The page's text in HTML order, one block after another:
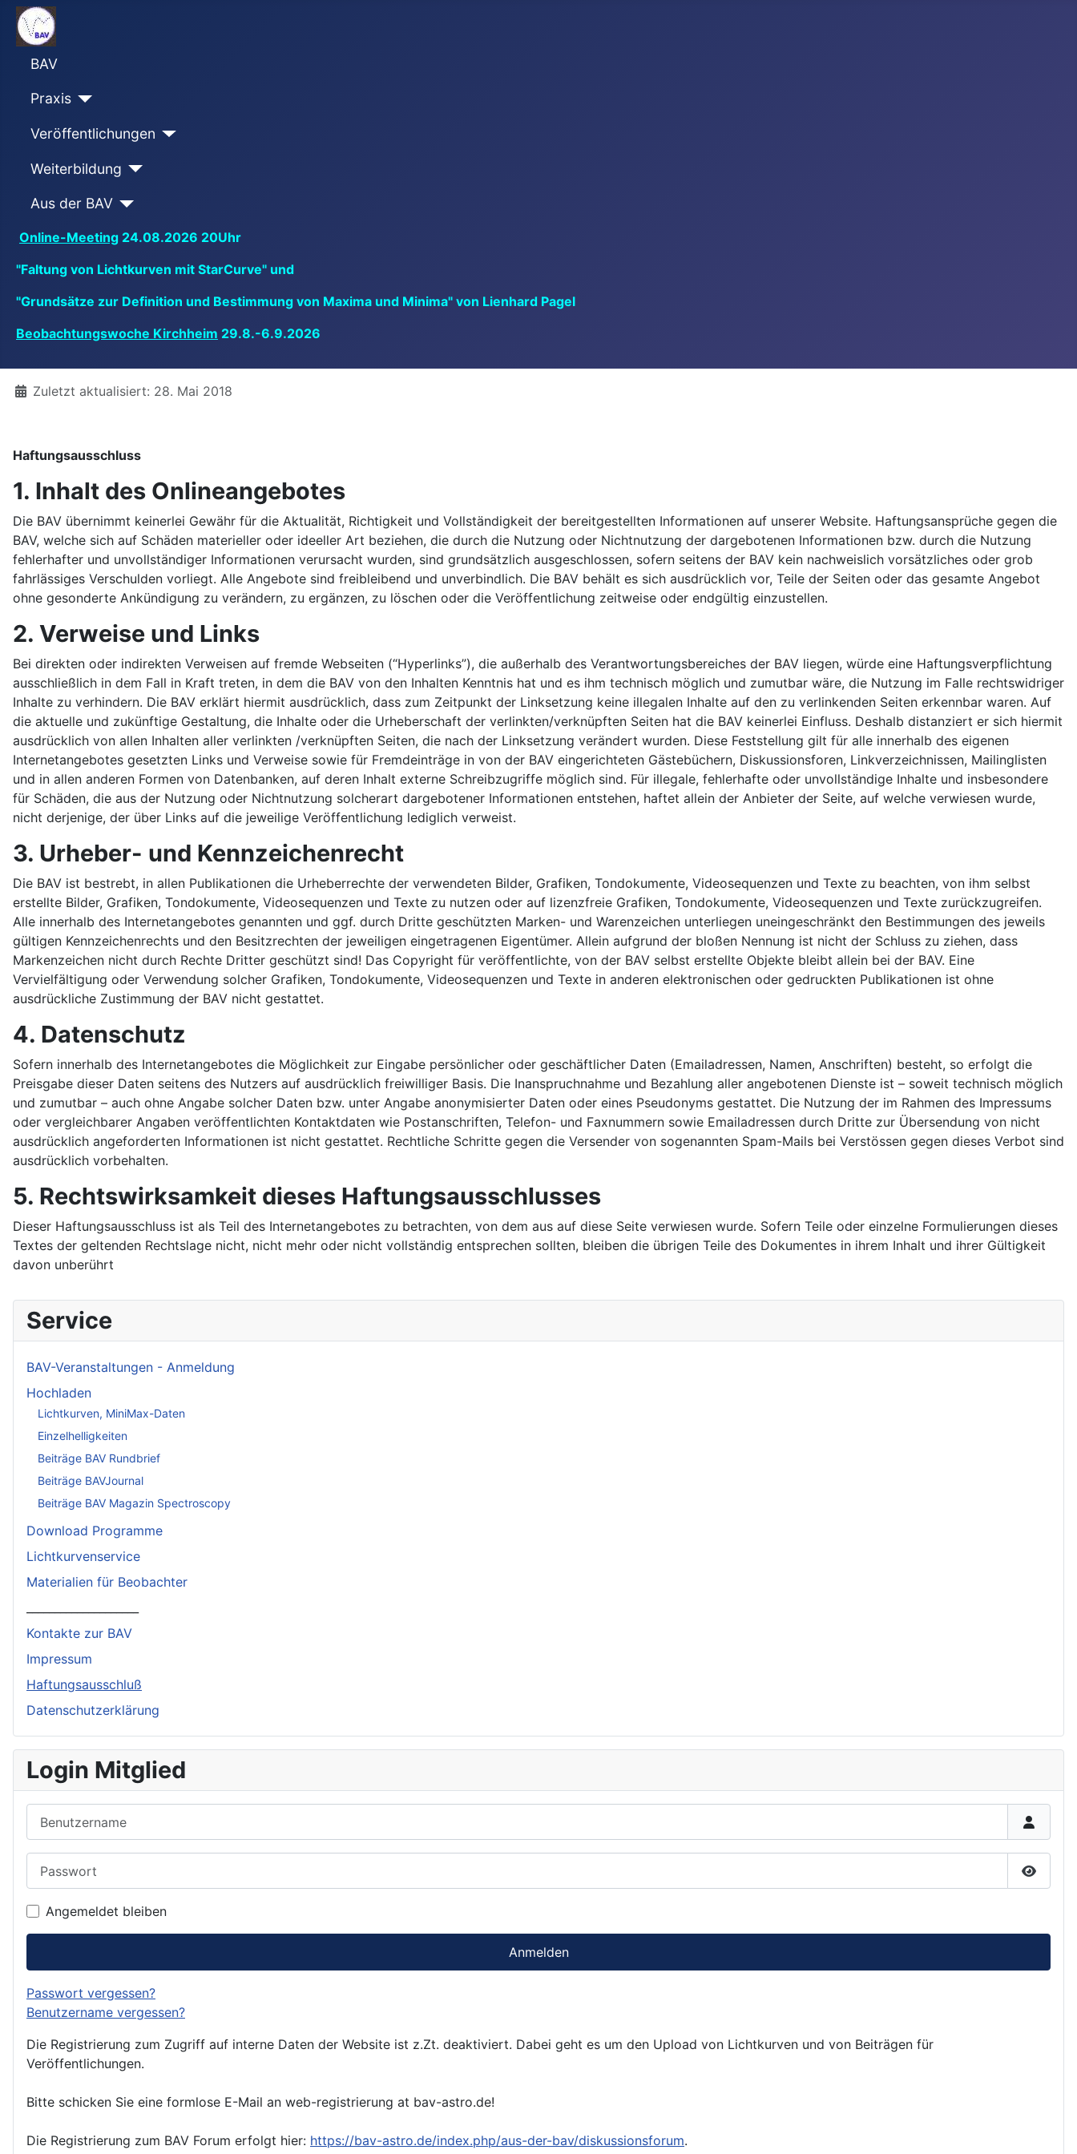
BAV
Praxis
Veröffentlichungen
Weiterbildung
Aus der BAV
Online-Meeting 24.08.2026 20Uhr
"Faltung von Lichtkurven mit StarCurve" und
"Grundsätze zur Definition und Bestimmung von Maxima und Minima" von Lienhard Pagel
Beobachtungswoche Kirchheim 29.8.-6.9.2026
DetailsZuletzt aktualisiert: 28. Mai 2018
Haftungsausschluss
1. Inhalt des Onlineangebotes
Die BAV übernimmt keinerlei Gewähr für die Aktualität, Richtigkeit und Vollständigkeit der bereitgestellten Informationen auf unserer Website. Haftungsansprüche gegen die
BAV, welche sich auf Schäden materieller oder ideeller Art beziehen, die durch die Nutzung oder Nichtnutzung der dargebotenen Informationen bzw. durch die Nutzung
fehlerhafter und unvollständiger Informationen verursacht wurden, sind grundsätzlich ausgeschlossen, sofern seitens der BAV kein nachweislich vorsätzliches oder grob
fahrlässiges Verschulden vorliegt. Alle Angebote sind freibleibend und unverbindlich. Die BAV behält es sich ausdrücklich vor, Teile der Seiten oder das gesamte Angebot
ohne gesonderte Ankündigung zu verändern, zu ergänzen, zu löschen oder die Veröffentlichung zeitweise oder endgültig einzustellen.
2. Verweise und Links
Bei direkten oder indirekten Verweisen auf fremde Webseiten (“Hyperlinks”), die außerhalb des Verantwortungsbereiches der BAV liegen, würde eine Haftungsverpflichtung
ausschließlich in dem Fall in Kraft treten, in dem die BAV von den Inhalten Kenntnis hat und es ihm technisch möglich und zumutbar wäre, die Nutzung im Falle rechtswidriger
Inhalte zu verhindern. Die BAV erklärt hiermit ausdrücklich, dass zum Zeitpunkt der Linksetzung keine illegalen Inhalte auf den zu verlinkenden Seiten erkennbar waren. Auf
die aktuelle und zukünftige Gestaltung, die Inhalte oder die Urheberschaft der verlinkten/verknüpften Seiten hat die BAV keinerlei Einfluss. Deshalb distanziert er sich hiermit
ausdrücklich von allen Inhalten aller verlinkten /verknüpften Seiten, die nach der Linksetzung verändert wurden. Diese Feststellung gilt für alle innerhalb des eigenen
Internetangebotes gesetzten Links und Verweise sowie für Fremdeinträge in von der BAV eingerichteten Gästebüchern, Diskussionsforen, Linkverzeichnissen, Mailinglisten
und in allen anderen Formen von Datenbanken, auf deren Inhalt externe Schreibzugriffe möglich sind. Für illegale, fehlerhafte oder unvollständige Inhalte und insbesondere
für Schäden, die aus der Nutzung oder Nichtnutzung solcherart dargebotener Informationen entstehen, haftet allein der Anbieter der Seite, auf welche verwiesen wurde,
nicht derjenige, der über Links auf die jeweilige Veröffentlichung lediglich verweist.
3. Urheber- und Kennzeichenrecht
Die BAV ist bestrebt, in allen Publikationen die Urheberrechte der verwendeten Bilder, Grafiken, Tondokumente, Videosequenzen und Texte zu beachten, von ihm selbst
erstellte Bilder, Grafiken, Tondokumente, Videosequenzen und Texte zu nutzen oder auf lizenzfreie Grafiken, Tondokumente, Videosequenzen und Texte zurückzugreifen.
Alle innerhalb des Internetangebotes genannten und ggf. durch Dritte geschützten Marken- und Warenzeichen unterliegen uneingeschränkt den Bestimmungen des jeweils
gültigen Kennzeichenrechts und den Besitzrechten der jeweiligen eingetragenen Eigentümer. Allein aufgrund der bloßen Nennung ist nicht der Schluss zu ziehen, dass
Markenzeichen nicht durch Rechte Dritter geschützt sind! Das Copyright für veröffentlichte, von der BAV selbst erstellte Objekte bleibt allein bei der BAV. Eine
Vervielfältigung oder Verwendung solcher Grafiken, Tondokumente, Videosequenzen und Texte in anderen elektronischen oder gedruckten Publikationen ist ohne
ausdrückliche Zustimmung der BAV nicht gestattet.
4. Datenschutz
Sofern innerhalb des Internetangebotes die Möglichkeit zur Eingabe persönlicher oder geschäftlicher Daten (Emailadressen, Namen, Anschriften) besteht, so erfolgt die
Preisgabe dieser Daten seitens des Nutzers auf ausdrücklich freiwilliger Basis. Die Inanspruchnahme und Bezahlung aller angebotenen Dienste ist – soweit technisch möglich
und zumutbar – auch ohne Angabe solcher Daten bzw. unter Angabe anonymisierter Daten oder eines Pseudonyms gestattet. Die Nutzung der im Rahmen des Impressums
oder vergleichbarer Angaben veröffentlichten Kontaktdaten wie Postanschriften, Telefon- und Faxnummern sowie Emailadressen durch Dritte zur Übersendung von nicht
ausdrücklich angeforderten Informationen ist nicht gestattet. Rechtliche Schritte gegen die Versender von sogenannten Spam-Mails bei Verstössen gegen dieses Verbot sind
ausdrücklich vorbehalten.
5. Rechtswirksamkeit dieses Haftungsausschlusses
Dieser Haftungsausschluss ist als Teil des Internetangebotes zu betrachten, von dem aus auf diese Seite verwiesen wurde. Sofern Teile oder einzelne Formulierungen dieses
Textes der geltenden Rechtslage nicht, nicht mehr oder nicht vollständig entsprechen sollten, bleiben die übrigen Teile des Dokumentes in ihrem Inhalt und ihrer Gültigkeit
davon unberührt
Service
BAV-Veranstaltungen - Anmeldung
Hochladen
Lichtkurven, MiniMax-Daten
Einzelhelligkeiten
Beiträge BAV Rundbrief
Beiträge BAVJournal
Beiträge BAV Magazin Spectroscopy
Download Programme
Lichtkurvenservice
Materialien für Beobachter
Kontakte zur BAV
Impressum
Haftungsausschluß
Datenschutzerklärung
Login Mitglied
Angemeldet bleiben
Anmelden
Passwort vergessen?
Benutzername vergessen?
Die Registrierung zum Zugriff auf interne Daten der Website ist z.Zt. deaktiviert. Dabei geht es um den Upload von Lichtkurven und von Beiträgen für
Veröffentlichungen.
Bitte schicken Sie eine formlose E-Mail an web-registrierung at bav-astro.de!
Die Registrierung zum BAV Forum erfolgt hier: https://bav-astro.de/index.php/aus-der-bav/diskussionsforum.